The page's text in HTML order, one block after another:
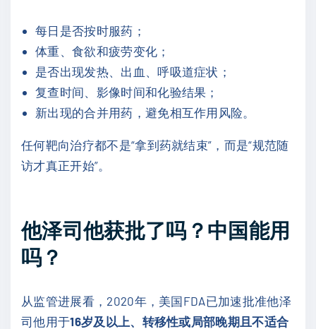
每日是否按时服药；
体重、食欲和疲劳变化；
是否出现发热、出血、呼吸道症状；
复查时间、影像时间和化验结果；
新出现的合并用药，避免相互作用风险。
任何靶向治疗都不是“拿到药就结束”，而是“规范随
访才真正开始”。
他泽司他获批了吗？中国能用
吗？
从监管进展看，2020年，美国FDA已加速批准他泽
司他用于16岁及以上、转移性或局部晚期且不适合